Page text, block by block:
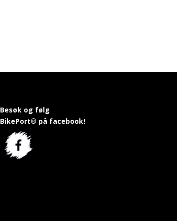
Besøk og følg
BikePort® på facebook!